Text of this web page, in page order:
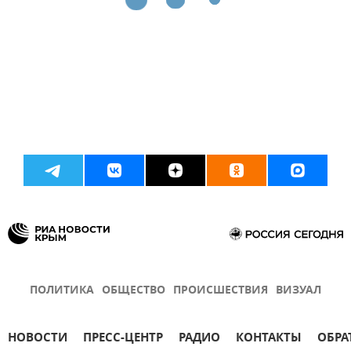
ПОЛИТИКА ОБЩЕСТВО ПРОИСШЕСТВИЯ ВИЗУАЛ
НОВОСТИ ПРЕСС-ЦЕНТР РАДИО КОНТАКТЫ